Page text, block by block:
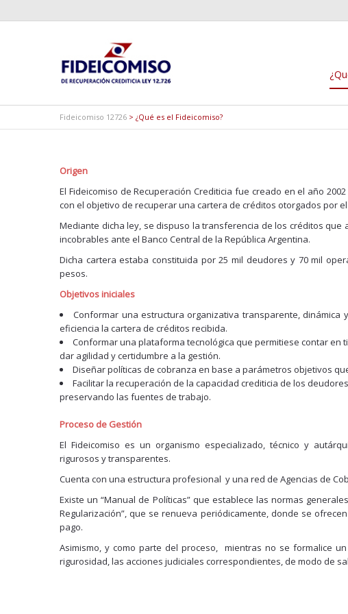
Fideicomiso 12726 > ¿Qué es el Fideicomiso?
Origen
El Fideicomiso de Recuperación Crediticia fue creado en el año
con el objetivo de recuperar una cartera de créditos otorgados por
Mediante dicha ley, se dispuso la transferencia de los créditos que
incobrables ante el Banco Central de la República Argentina.
Dicha cartera estaba constituida por 25 mil deudores y 70 mil
pesos.
Objetivos iniciales
Conformar una estructura organizativa transparente,
eficiencia la cartera de créditos recibida.
Conformar una plataforma tecnológica que permitiese contar en
dar agilidad y certidumbre a la gestión.
Diseñar políticas de cobranza en base a parámetros objetivos
Facilitar la recuperación de la capacidad crediticia de los
preservando las fuentes de trabajo.
Proceso de Gestión
El Fideicomiso es un organismo especializado, técnico y
rigurosos y transparentes.
Cuenta con una estructura profesional y una red de Agencias de
Existe un “Manual de Políticas” que establece las normas
Regularización”, que se renueva periódicamente, donde se
pago.
Asimismo, y como parte del proceso, mientras no se formalice
rigurosidad, las acciones judiciales correspondientes, de modo de